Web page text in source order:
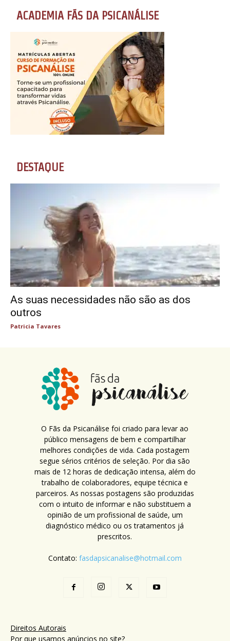
ACADEMIA FÃS DA PSICANÁLISE
DESTAQUE
As suas necessidades não são as dos
outros
Patricia Tavares
O Fãs da Psicanálise foi criado para levar ao
público mensagens de bem e compartilhar
melhores condições de vida. Cada postagem
segue sérios critérios de seleção. Por dia são
mais de 12 horas de dedicação intensa, além do
trabalho de colaboradores, equipe técnica e
parceiros. As nossas postagens são produzidas
com o intuito de informar e não substituem a
opinião de um profissional de saúde, um
diagnóstico médico ou os tratamentos já
prescritos.
Contato: fasdapsicanalise@hotmail.com
Direitos Autorais
Por que usamos anúncios no site?